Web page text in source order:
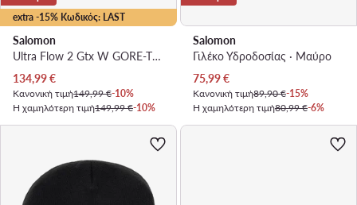
extra -15% Κωδικός: LAST
Salomon
Ultra Flow 2 Gtx W GORE-TEX L49299500 · Παπούτσια για Τρέξιμο
Τρέχουσα τιμή
134,99€
Κανονική τιμή149,99 €-10%
Η χαμηλότερη τιμή149,99 €-10%
Salomon
Γιλέκο Υδροδοσίας · Μαύρο
Τρέχουσα τιμή
75,99€
Κανονική τιμή89,90 €-15%
Η χαμηλότερη τιμή80,99 €-6%